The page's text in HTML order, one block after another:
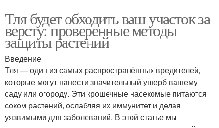
Тля будет обходить ваш участок за
версту: проверенные методы
защиты растений
Введение
Тля — один из самых распространённых вредителей,
которые могут нанести значительный ущерб вашему
саду или огороду. Эти крошечные насекомые питаются
соком растений, ослабляя их иммунитет и делая
уязвимыми для заболеваний. В этой статье мы